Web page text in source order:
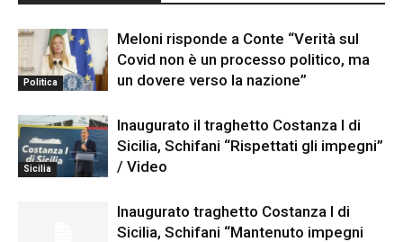
Politica
Meloni risponde a Conte “Verità sul
Covid non è un processo politico, ma
un dovere verso la nazione”
Sicilia
Inaugurato il traghetto Costanza I di
Sicilia, Schifani “Rispettati gli impegni”
/ Video
Inaugurato traghetto Costanza I di
Sicilia, Schifani “Mantenuto impegni